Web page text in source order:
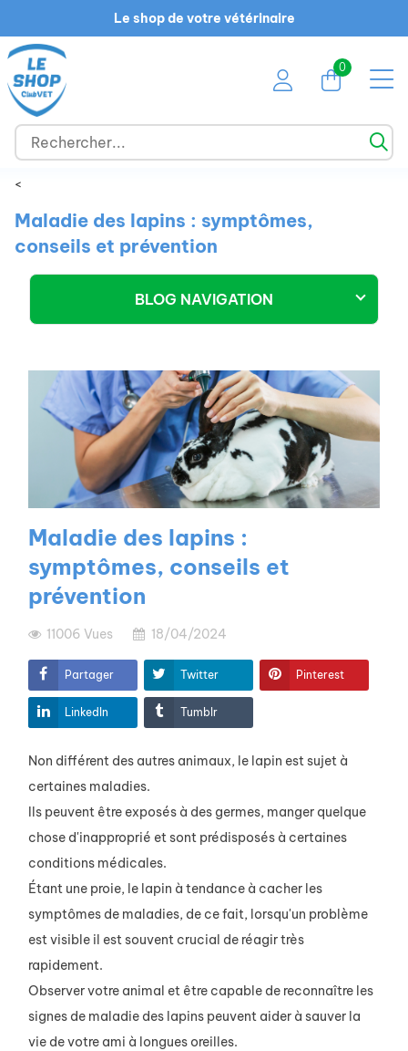
Le shop de votre vétérinaire
0
<
Maladie des lapins : symptômes,
conseils et prévention
BLOG NAVIGATION
Maladie des lapins :
symptômes, conseils et
prévention
11006 Vues 18/04/2024
Partager Twitter Pinterest
LinkedIn Tumblr
Non différent des autres animaux, le lapin est sujet à
certaines maladies.
Ils peuvent être exposés à des germes, manger quelque
chose d'inapproprié et sont prédisposés à certaines
conditions médicales.
Étant une proie, le lapin à tendance à cacher les
symptômes de maladies, de ce fait, lorsqu'un problème
est visible il est souvent crucial de réagir très
rapidement.
Observer votre animal et être capable de reconnaître les
signes de maladie des lapins peuvent aider à sauver la
vie de votre ami à longues oreilles.